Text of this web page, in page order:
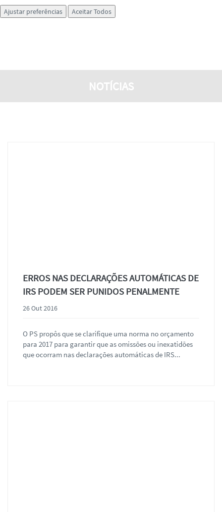
Ajustar preferências Aceitar Todos
NOTÍCIAS
ERROS NAS DECLARAÇÕES AUTOMÁTICAS DE
IRS PODEM SER PUNIDOS PENALMENTE
26 Out 2016
O PS propôs que se clarifique uma norma no orçamento
para 2017 para garantir que as omissões ou inexatidões
que ocorram nas declarações automáticas de IRS...